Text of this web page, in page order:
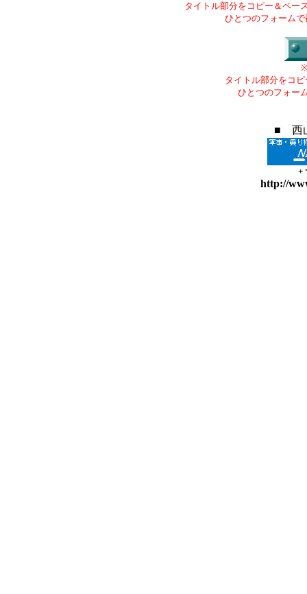
タイトル部分をコピー＆ペー
ひとつのフォーム
タイトル部分をコ
ひとつのフォー
■ 西
+
http://